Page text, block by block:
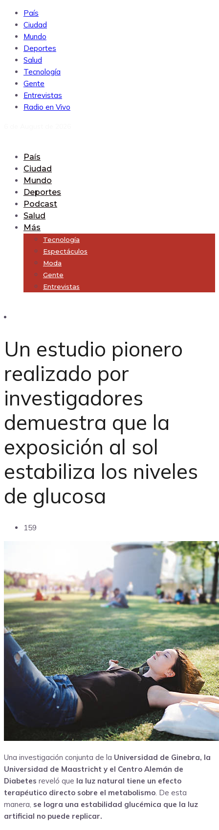
País
Ciudad
Mundo
Deportes
Salud
Tecnología
Gente
Entrevistas
Radio en Vivo
País
Ciudad
Mundo
Deportes
Podcast
Salud
Más
Tecnología
Espectáculos
Moda
Gente
Entrevistas
Un estudio pionero
realizado por
investigadores
demuestra que la
exposición al sol
estabiliza los niveles
de glucosa
159
Una investigación conjunta de la Universidad de Ginebra, la
Universidad de Maastricht y el Centro Alemán de
Diabetes reveló que la luz natural tiene un efecto
terapéutico directo sobre el metabolismo. De esta
manera, se logra una estabilidad glucémica que la luz
artificial no puede replicar.